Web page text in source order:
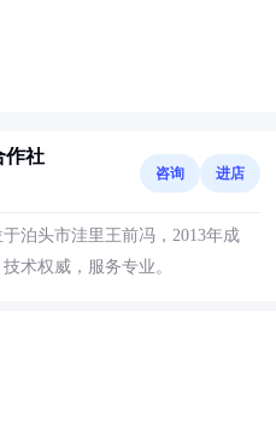
作社
咨询 进店
泊头市洼里王前冯，2013年成
术权威，服务专业。